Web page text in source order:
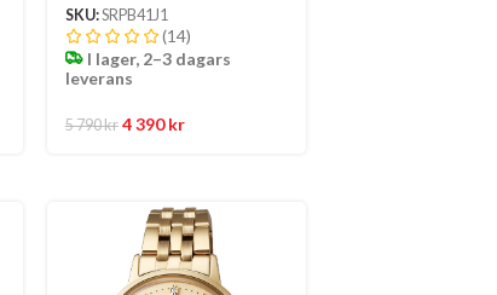
SKU:SRPB41J1
(14)
I lager, 2–3 dagars
leverans
5 790kr 4 390kr